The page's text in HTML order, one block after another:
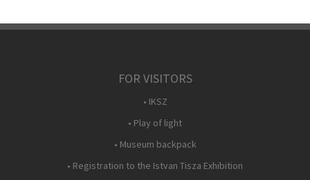
FOR VISITORS
• IKSZ
• Play of light
• Museum backpack
• Registration to the Istvan Tisza Exhibition